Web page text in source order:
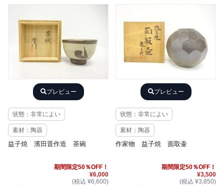
プレビュー
状態：非常によい
素材：陶器
益子焼 濱田晋作造 茶碗
期間限定50％OFF！
¥6,000
(税込 ¥6,600)
プレビュー
状態：非常によい
素材：陶器
作家物 益子焼 面取壷
期間限定50％OFF！
¥3,500
(税込 ¥3,850)